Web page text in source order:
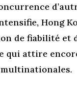
Hong
de fiabilité et
qui attire